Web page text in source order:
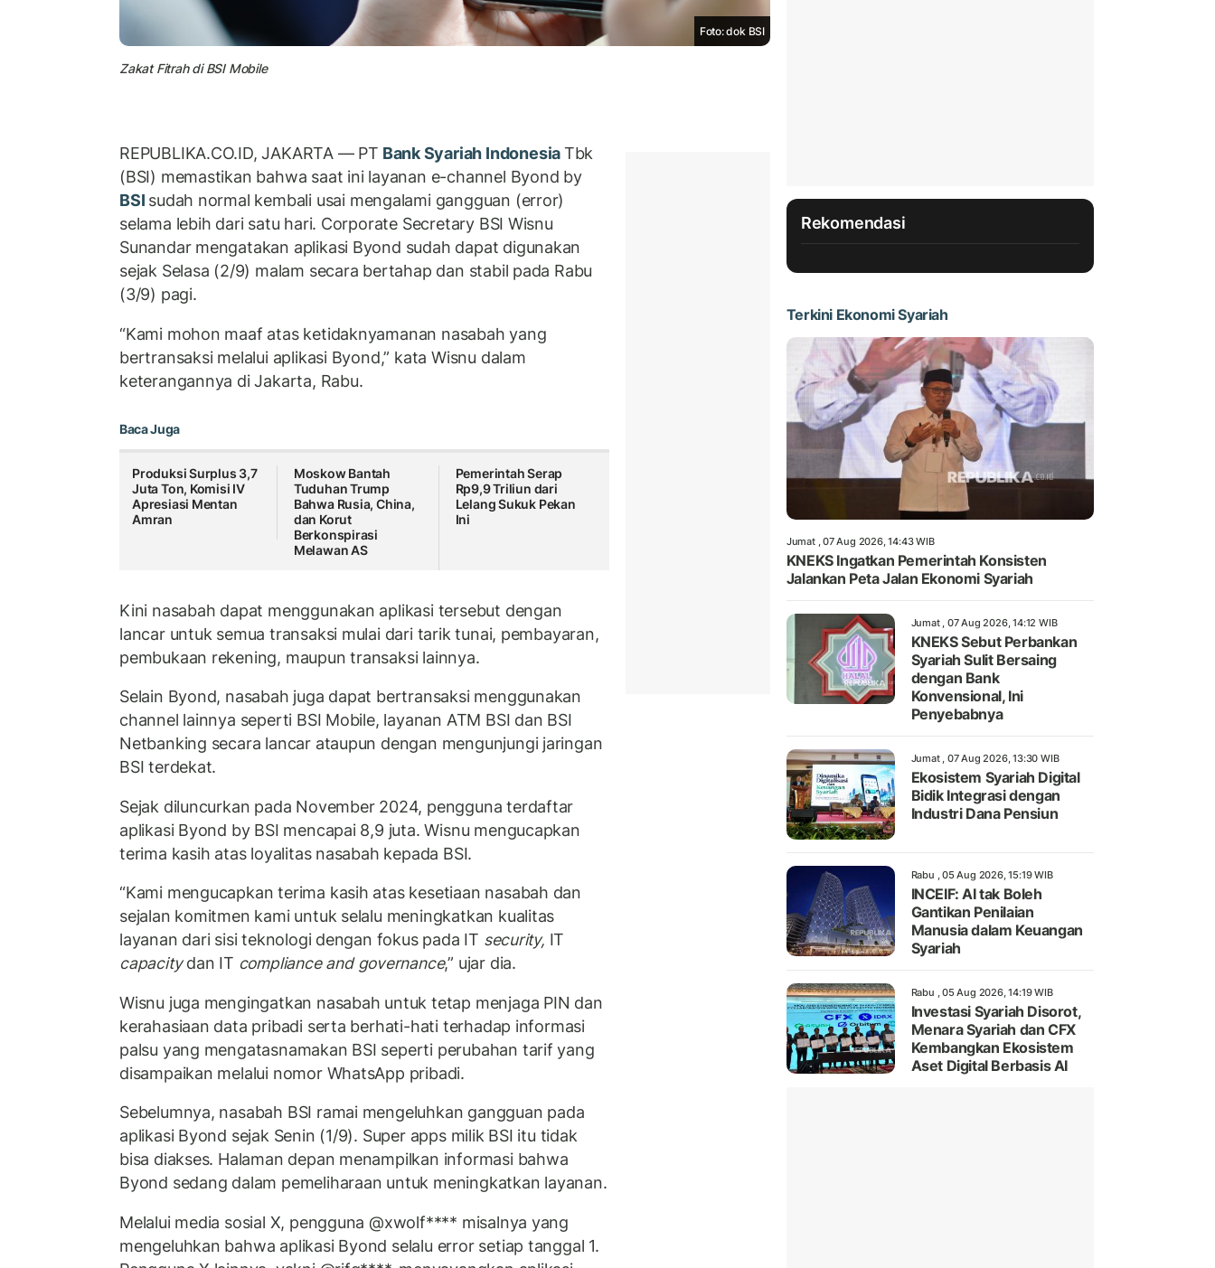
Foto: dok BSI
Zakat Fitrah di BSI Mobile
REPUBLIKA.CO.ID, JAKARTA — PT Bank Syariah IndonesiaTbk
(BSI) memastikan bahwa saat ini layanan e-channel Byond by
BSI sudah normal kembali usai mengalami gangguan (error)
selama lebih dari satu hari. Corporate Secretary BSI Wisnu
Sunandar mengatakan aplikasi Byond sudah dapat digunakan
sejak Selasa (2/9) malam secara bertahap dan stabil pada Rabu
(3/9) pagi.
“Kami mohon maaf atas ketidaknyamanan nasabah yang
bertransaksi melalui aplikasi Byond,” kata Wisnu dalam
keterangannya di Jakarta, Rabu.
Baca Juga
Produksi Surplus 3,7
Juta Ton, Komisi IV
Apresiasi Mentan
Amran
Moskow Bantah
Tuduhan Trump
Bahwa Rusia, China,
dan Korut
Berkonspirasi
Melawan AS
Pemerintah Serap
Rp9,9 Triliun dari
Lelang Sukuk Pekan
Ini
Kini nasabah dapat menggunakan aplikasi tersebut dengan
lancar untuk semua transaksi mulai dari tarik tunai, pembayaran,
pembukaan rekening, maupun transaksi lainnya.
Selain Byond, nasabah juga dapat bertransaksi menggunakan
channel lainnya seperti BSI Mobile, layanan ATM BSI dan BSI
Netbanking secara lancar ataupun dengan mengunjungi jaringan
BSI terdekat.
Sejak diluncurkan pada November 2024, pengguna terdaftar
aplikasi Byond by BSI mencapai 8,9 juta. Wisnu mengucapkan
terima kasih atas loyalitas nasabah kepada BSI.
“Kami mengucapkan terima kasih atas kesetiaan nasabah dan
sejalan komitmen kami untuk selalu meningkatkan kualitas
layanan dari sisi teknologi dengan fokus pada IT security, IT
capacitydan IT compliance and governance,” ujar dia.
Wisnu juga mengingatkan nasabah untuk tetap menjaga PIN dan
kerahasiaan data pribadi serta berhati-hati terhadap informasi
palsu yang mengatasnamakan BSI seperti perubahan tarif yang
disampaikan melalui nomor WhatsApp pribadi.
Sebelumnya, nasabah BSI ramai mengeluhkan gangguan pada
aplikasi Byond sejak Senin (1/9). Super apps milik BSI itu tidak
bisa diakses. Halaman depan menampilkan informasi bahwa
Byond sedang dalam pemeliharaan untuk meningkatkan layanan.
Melalui media sosial X, pengguna @xwolf**** misalnya yang
mengeluhkan bahwa aplikasi Byond selalu error setiap tanggal 1.
Rekomendasi
Terkini Ekonomi Syariah
Jumat , 07 Aug 2026, 14:43 WIB
KNEKS Ingatkan Pemerintah Konsisten
Jalankan Peta Jalan Ekonomi Syariah
Jumat , 07 Aug 2026, 14:12 WIB
KNEKS Sebut Perbankan
Syariah Sulit Bersaing
dengan Bank
Konvensional, Ini
Penyebabnya
Jumat , 07 Aug 2026, 13:30 WIB
Ekosistem Syariah Digital
Bidik Integrasi dengan
Industri Dana Pensiun
Rabu , 05 Aug 2026, 15:19 WIB
INCEIF: AI tak Boleh
Gantikan Penilaian
Manusia dalam Keuangan
Syariah
Rabu , 05 Aug 2026, 14:19 WIB
Investasi Syariah Disorot,
Menara Syariah dan CFX
Kembangkan Ekosistem
Aset Digital Berbasis AI